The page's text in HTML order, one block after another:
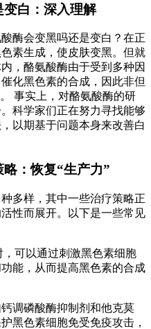
变白：深入理解
酶会变黑吗还是变白？在正
素生成，使皮肤变黑。但就
，酪氨酸酶由于受到多种因
化黑色素的合成，因此非但
事实上，对酪氨酸酶的研
科学家们正在努力寻找能够
以期基于问题本身来改善白
：恢复“生产力”
多样，其中一些治疗策略正
性而展开。以下是一些常见
可以通过刺激黑色素细胞
能，从而提高黑色素的合成
调磷酸酶抑制剂和他克莫
黑色素细胞免受免疫攻击，